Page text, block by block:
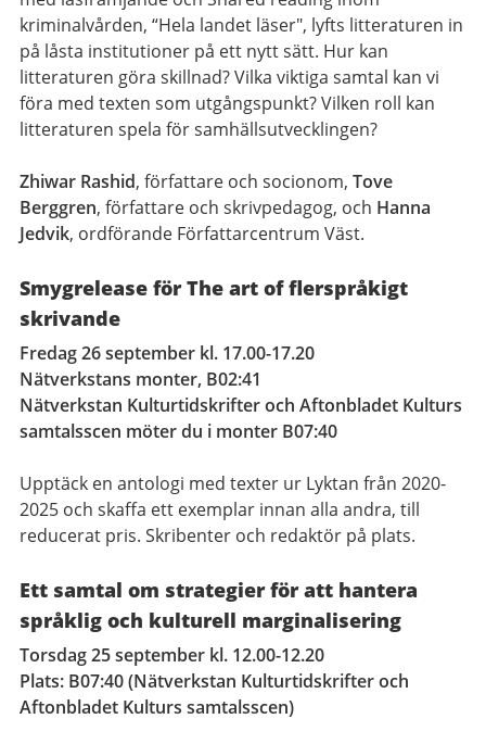
kriminalvården, “Hela landet läser", lyfts litteraturen in
på låsta institutioner på ett nytt sätt. Hur kan
litteraturen göra skillnad? Vilka viktiga samtal kan vi
föra med texten som utgångspunkt? Vilken roll kan
litteraturen spela för samhällsutvecklingen?
Zhiwar Rashid, författare och socionom, Tove
Berggren, författare och skrivpedagog, och Hanna
Jedvik, ordförande Författarcentrum Väst.
Smygrelease för The art of flerspråkigt
skrivande
Fredag 26 september kl. 17.00-17.20
Nätverkstans monter, B02:41
Nätverkstan Kulturtidskrifter och Aftonbladet Kulturs
samtalsscen möter du i monter B07:40
Upptäck en antologi med texter ur Lyktan från 2020-
2025 och skaffa ett exemplar innan alla andra, till
reducerat pris. Skribenter och redaktör på plats.
Ett samtal om strategier för att hantera
språklig och kulturell marginalisering
Torsdag 25 september kl. 12.00-12.20
Plats: B07:40 (Nätverkstan Kulturtidskrifter och
Aftonbladet Kulturs samtalsscen)